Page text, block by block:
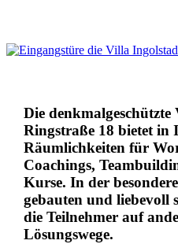
Die
Ringstraße 18 bietet in
Räumlichkeiten für
Coachings,
Kurse. In der
gebauten und liebevoll
die Teilnehmer auf
Lösungswege.